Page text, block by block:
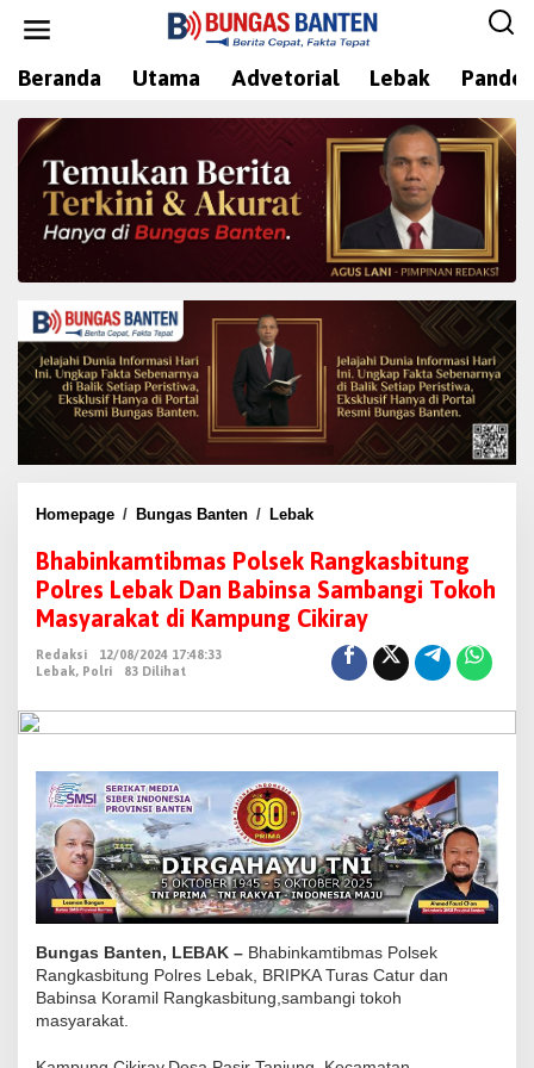
Beranda Utama Advetorial Lebak
Homepage / Bungas Banten / Lebak
a
b
i
a
t
b
m
a
s
o
l
Bhabinkamtibmas Polsek Rangkasbitung
Polres Lebak Dan Babinsa Sambangi Tokoh
Masyarakat di Kampung Cikiray
Redaksi
12/08/2024 17:48:33
Lebak, Polri 83 Dilihat
Bungas Banten, LEBAK – Bhabinkamtibmas Polsek
Rangkasbitung Polres Lebak, BRIPKA Turas Catur dan
Babinsa Koramil Rangkasbitung,sambangi tokoh
masyarakat.